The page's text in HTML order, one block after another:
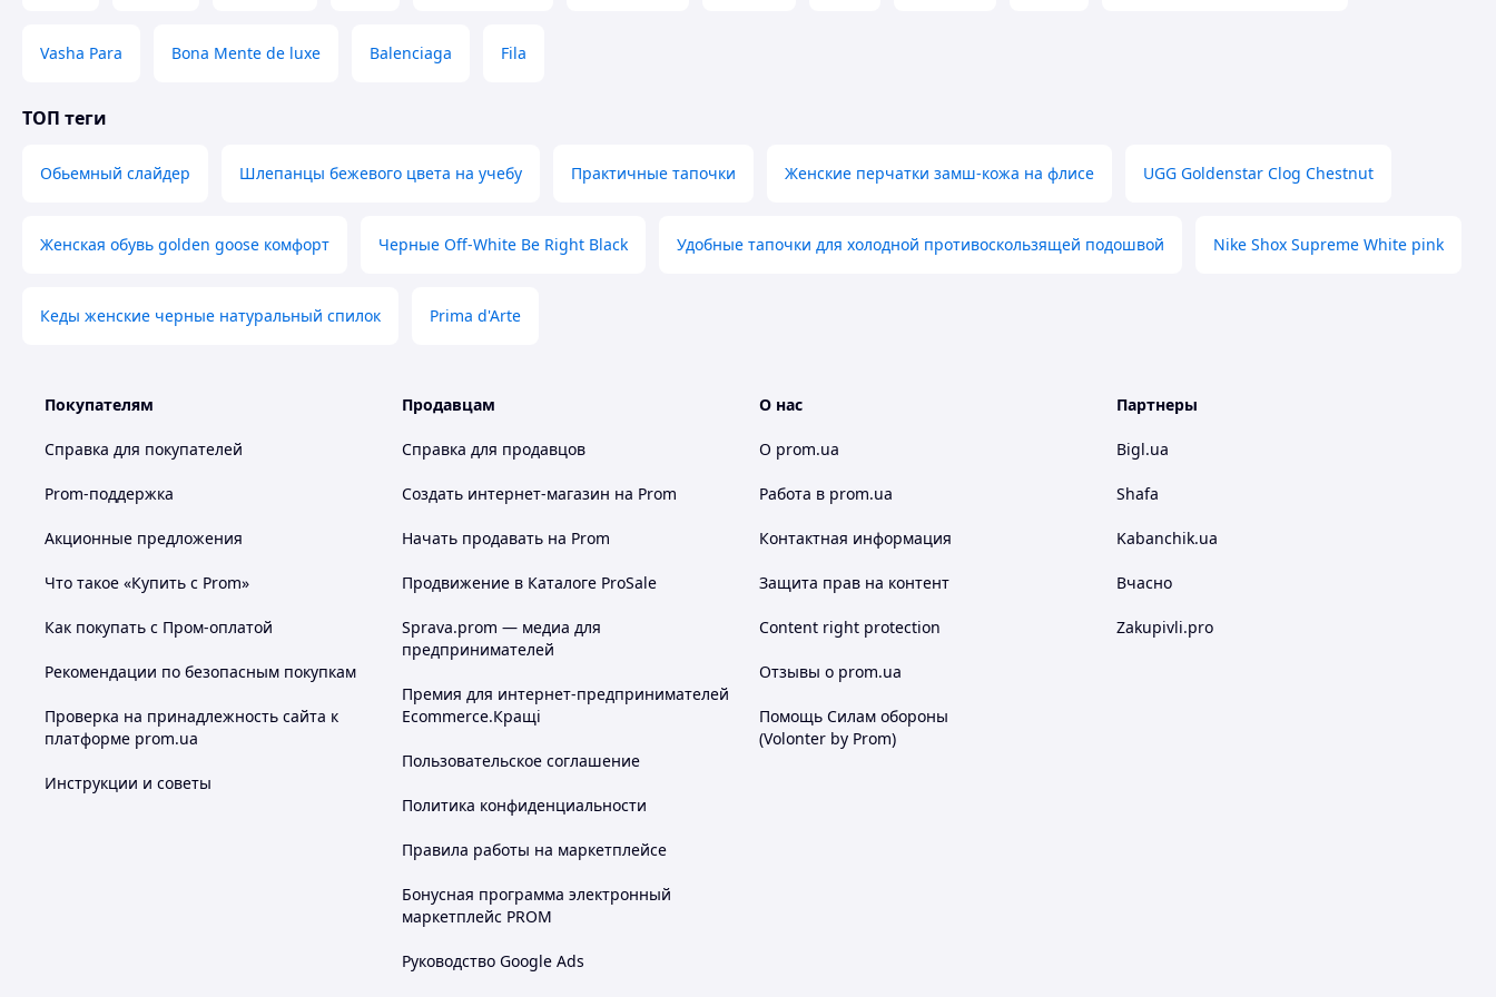
Vasha Para Bona Mente de luxe Balenciaga Fila
ТОП теги
Обьемный слайдер Шлепанцы бежевого цвета на учебу Практичные тапочки Женские перчатки замш-кожа на флисе UGG Goldenstar Clog Chestnut
Женская обувь golden goose комфорт Черные Off-White Be Right Black Удобные тапочки для холодной противоскользящей подошвой Nike Shox Supreme White pink
Кеды женские черные натуральный спилок Prima d'Arte
Покупателям
Справка для покупателей
Prom-поддержка
Акционные предложения
Что такое «Купить с Prom»
Как покупать с Пром-оплатой
Рекомендации по безопасным покупкам
Проверка на принадлежность сайта к
платформе prom.ua
Инструкции и советы
Продавцам
Справка для продавцов
Создать интернет-магазин на Prom
Начать продавать на Prom
Продвижение в Каталоге ProSale
Sprava.prom — медиа для
предпринимателей
Премия для интернет-предпринимателей
Ecommerce.Кращі
Пользовательское соглашение
Политика конфиденциальности
Правила работы на маркетплейсе
Бонусная программа электронный
маркетплейс PROM
Руководство Google Ads
О нас
О prom.ua
Работа в prom.ua
Контактная информация
Защита прав на контент
Content right protection
Отзывы о prom.ua
Помощь Силам обороны
(Volonter by Prom)
Партнеры
Bigl.ua
Shafa
Kabanchik.ua
Вчасно
Zakupivli.pro